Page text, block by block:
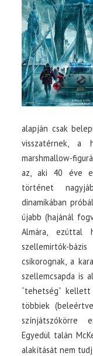
alapján csak
visszatérnek,
marshmallow-
az, aki 40 éve
történet
dinamikában
újabb (hajánál
Almára, ezúttal
szellemirtók-
csikorognak, a
szellemcsapda is
“tehetség”
többiek
színjátszókörre
Egyedül talán
alakítását nem